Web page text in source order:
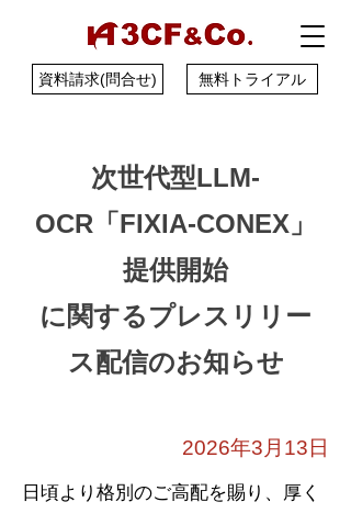
資料請求(問合せ) 無料トライアル
次世代型LLM-
OCR「FIXIA-CONEX」
提供開始
に関するプレスリリー
ス配信のお知らせ
2026年3月13日
日頃より格別のご高配を賜り、厚く